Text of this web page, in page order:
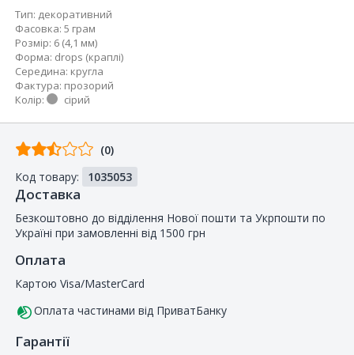
Тип: декоративний
Фасовка: 5 грам
Розмір: 6 (4,1 мм)
Форма: drops (краплі)
Середина: кругла
Фактура: прозорий
Колір: сірий
Відгуків
покупців
(0)
Код товару:
1035053
Доставка
Безкоштовно до відділення Нової пошти та Укрпошти по
Україні при замовленні від 1500 грн
Оплата
Картою Visa/MasterCard
Оплата частинами від ПриватБанку
Гарантії